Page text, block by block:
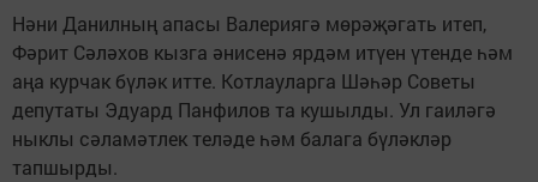
Нәни Данилның апасы Валериягә мөрәҗәгать итеп,
Фәрит Сәләхов кызга әнисенә ярдәм итүен үтенде һәм
аңа курчак бүләк итте. Котлауларга Шәһәр Советы
депутаты Эдуард Панфилов та кушылды. Ул гаиләгә
ныклы сәламәтлек теләде һәм балага бүләкләр
тапшырды.